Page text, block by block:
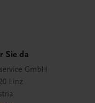
Sie da
GmbH
Linz